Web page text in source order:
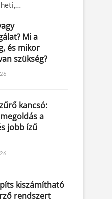
Mi a
és mikor
szükség?
kancsó:
a
jobb ízű
kiszámítható
rendszert